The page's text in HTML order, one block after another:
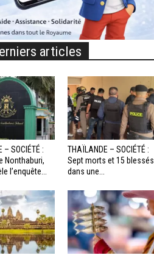
articles
– SOCIÉTÉ :
Nonthaburi,
l’enquête...
THAÏLANDE – SOCIÉTÉ :
Sept morts et 15 blessés
dans une...